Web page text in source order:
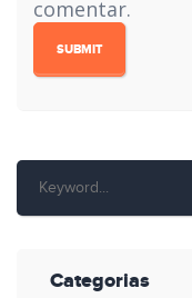
comentar.
Categorias